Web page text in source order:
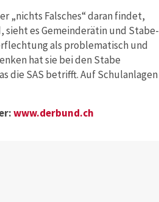
„nichts Falsches“ daran findet,
es Gemeinderätin und Stabe-
als problematisch und
hat sie bei den Stabe
die SAS betrifft. Auf Schulanlagen
www.derbund.ch